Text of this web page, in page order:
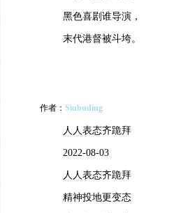
黑色喜剧谁导演，
末代港督被斗垮。
作者： Siubuding
人人表态齐跪拜
2022-08-03
人人表态齐跪拜
精神投地更变态